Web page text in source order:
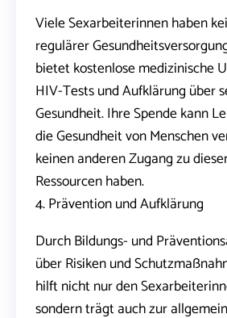
Viele Sexarbeiterinnen haben
regulärer
bietet kostenlose medizinische
HIV-Tests und Aufklärung über
Gesundheit. Ihre Spende kann
die Gesundheit von Menschen
keinen anderen Zugang zu
Ressourcen haben.
4. Prävention und Aufklärung
Durch Bildungs- und
über Risiken und
hilft nicht nur den
sondern trägt auch zur